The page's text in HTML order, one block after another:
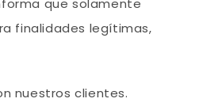
que solamente
finalidades legítimas,
nuestros clientes.